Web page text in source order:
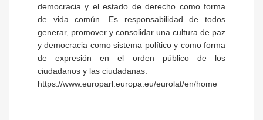
democracia y el estado de derecho como forma
de vida común. Es responsabilidad de todos
generar, promover y consolidar una cultura de paz
y democracia como sistema político y como forma
de expresión en el orden público de los
ciudadanos y las ciudadanas.
https://www.europarl.europa.eu/eurolat/en/home